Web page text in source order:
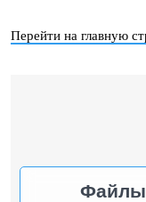
Перейти на главную
Файлы